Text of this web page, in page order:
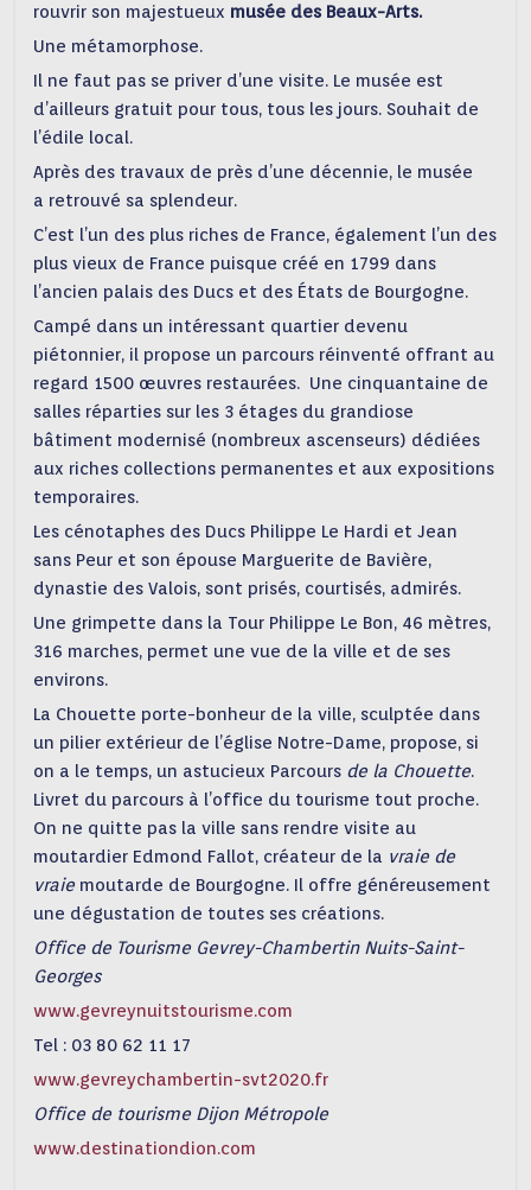
rouvrir son majestueux musée des Beaux-Arts.
Une métamorphose.
Il ne faut pas se priver d’une visite. Le musée est
d’ailleurs gratuit pour tous, tous les jours. Souhait de
l’édile local.
Après des travaux de près d’une décennie, le musée
a retrouvé sa splendeur.
C’est l’un des plus riches de France, également l’un des
plus vieux de France puisque créé en 1799 dans
l’ancien palais des Ducs et des États de Bourgogne.
Campé dans un intéressant quartier devenu
piétonnier, il propose un parcours réinventé offrant au
regard 1500 œuvres restaurées. Une cinquantaine de
salles réparties sur les 3 étages du grandiose
bâtiment modernisé (nombreux ascenseurs) dédiées
aux riches collections permanentes et aux expositions
temporaires.
Les cénotaphes des Ducs Philippe Le Hardi et Jean
sans Peur et son épouse Marguerite de Bavière,
dynastie des Valois, sont prisés, courtisés, admirés.
Une grimpette dans la Tour Philippe Le Bon, 46 mètres,
316 marches, permet une vue de la ville et de ses
environs.
La Chouette porte-bonheur de la ville, sculptée dans
un pilier extérieur de l’église Notre-Dame, propose, si
on a le temps, un astucieux Parcours de la Chouette.
Livret du parcours à l’office du tourisme tout proche.
On ne quitte pas la ville sans rendre visite au
moutardier Edmond Fallot, créateur de la vraie de
vraie moutarde de Bourgogne. Il offre généreusement
une dégustation de toutes ses créations.
Office de Tourisme Gevrey-Chambertin Nuits-Saint-
Georges
www.gevreynuitstourisme.com
Tel : 03 80 62 11 17
www.gevreychambertin-svt2020.fr
Office de tourisme Dijon Métropole
www.destinationdion.com